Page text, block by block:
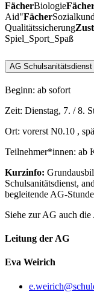
FächerBiologie
Aid"Fächer
Qualitätssicherung
Spiel_Sport_Spaß
AG Schulsanitätsdienst
Beginn: ab sofort
Zeit: Dienstag, 7. / 8.
Ort: vorerst N0.10 ,
Teilnehmer*innen: ab
Kurzinfo:
Schulsanitätsdienst,
begleitende AG-
Siehe zur AG auch die
Leitung der AG
Eva Weirich